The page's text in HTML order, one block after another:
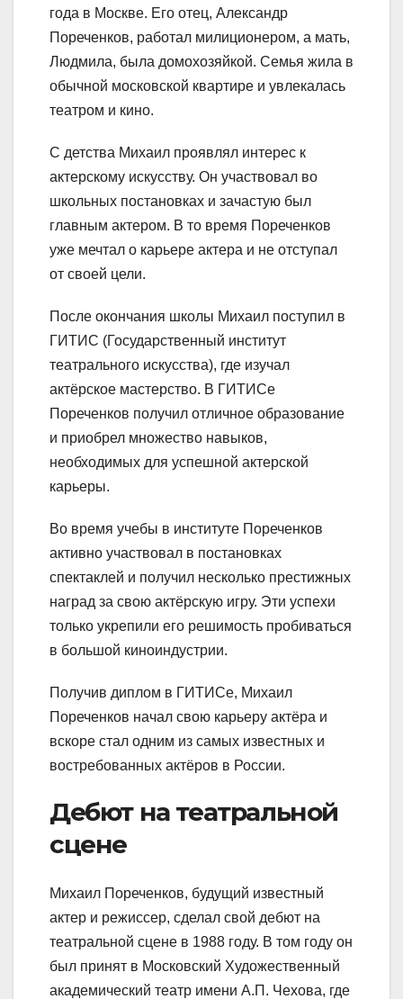
года в Москве. Его отец, Александр
Пореченков, работал милиционером, а мать,
Людмила, была домохозяйкой. Семья жила в
обычной московской квартире и увлекалась
театром и кино.
С детства Михаил проявлял интерес к
актерскому искусству. Он участвовал во
школьных постановках и зачастую был
главным актером. В то время Пореченков
уже мечтал о карьере актера и не отступал
от своей цели.
После окончания школы Михаил поступил в
ГИТИС (Государственный институт
театрального искусства), где изучал
актёрское мастерство. В ГИТИСе
Пореченков получил отличное образование
и приобрел множество навыков,
необходимых для успешной актерской
карьеры.
Во время учебы в институте Пореченков
активно участвовал в постановках
спектаклей и получил несколько престижных
наград за свою актёрскую игру. Эти успехи
только укрепили его решимость пробиваться
в большой киноиндустрии.
Получив диплом в ГИТИСе, Михаил
Пореченков начал свою карьеру актёра и
вскоре стал одним из самых известных и
востребованных актёров в России.
Дебют на театральной
сцене
Михаил Пореченков, будущий известный
актер и режиссер, сделал свой дебют на
театральной сцене в 1988 году. В том году он
был принят в Московский Художественный
академический театр имени А.П. Чехова, где